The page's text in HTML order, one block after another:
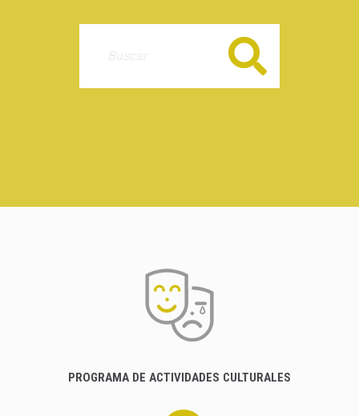
Buscar
PROGRAMA DE ACTIVIDADES CULTURALES